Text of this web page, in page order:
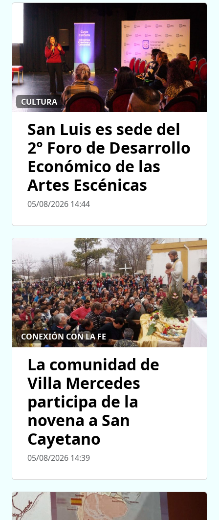
CULTURA
San Luis es sede del
2° Foro de Desarrollo
Económico de las
Artes Escénicas
05/08/2026 14:44
CONEXIÓN CON LA FE
La comunidad de
Villa Mercedes
participa de la
novena a San
Cayetano
05/08/2026 14:39